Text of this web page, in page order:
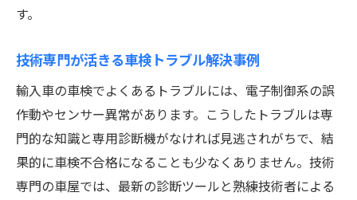
す。
技術専門が活きる車検トラブル解決事例
輸入車の車検でよくあるトラブルには、電子制御系の誤
作動やセンサー異常があります。こうしたトラブルは専
門的な知識と専用診断機がなければ見逃されがちで、結
果的に車検不合格になることも少なくありません。技術
専門の車屋では、最新の診断ツールと熟練技術者による